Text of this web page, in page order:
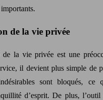
de la vie privée
la vie privée est une
il devient plus simple de
sont bloqués, ce
d’esprit. De plus, l’outil